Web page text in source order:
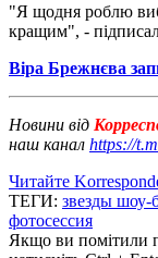
"Я щодня роблю
кращим", -
Віра Брежнєва
Новини від
наш канал https://
Читайте
ТЕГИ: звезды шоу-
фотосессия
Якщо ви помітили